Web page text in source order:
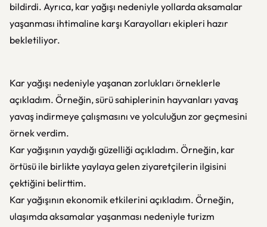
bildirdi. Ayrıca, kar yağışı nedeniyle yollarda aksamalar
yaşanması ihtimaline karşı Karayolları ekipleri hazır
bekletiliyor.
Kar yağışı nedeniyle yaşanan zorlukları örneklerle
açıkladım. Örneğin, sürü sahiplerinin hayvanları yavaş
yavaş indirmeye çalışmasını ve yolculuğun zor geçmesini
örnek verdim.
Kar yağışının yaydığı güzelliği açıkladım. Örneğin, kar
örtüsü ile birlikte yaylaya gelen ziyaretçilerin ilgisini
çektiğini belirttim.
Kar yağışının ekonomik etkilerini açıkladım. Örneğin,
ulaşımda aksamalar yaşanması nedeniyle turizm